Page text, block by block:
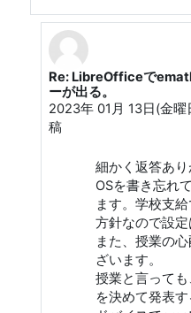
和田 勇 への返信
Re: LibreOfficeで
ーが出る。
2023年 01月 13日(金曜
稿
細かく返答あり
OSを書き忘れ
ます。学校支
方針なので設定
また、授業の
ざいます。
授業と言って
を決めて発表